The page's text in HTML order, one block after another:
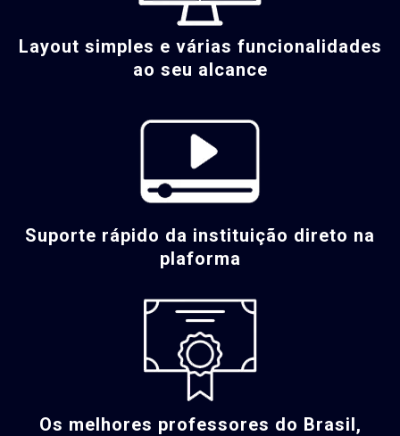
Layout simples e várias funcionalidades
ao seu alcance
Suporte rápido da instituição direto na
plaforma
Os melhores professores do Brasil,